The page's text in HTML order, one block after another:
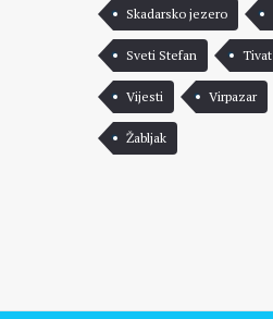
Skadarsko jezero
Sveti Stefan Tivat
Vijesti Virpazar
Žabljak